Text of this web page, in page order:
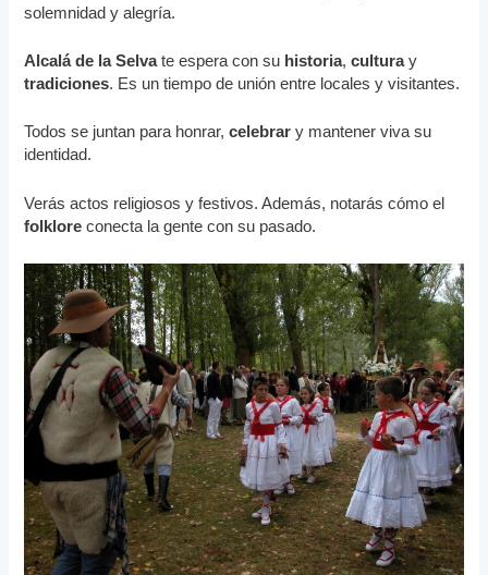
solemnidad y alegría.
Alcalá de la Selvate espera con su historia,culturay
tradiciones. Es un tiempo de unión entre locales y visitantes.
Todos se juntan para honrar,celebrar y mantener viva su
identidad.
Verás actos religiosos y festivos. Además, notarás cómo el
folklore conecta la gente con su pasado.